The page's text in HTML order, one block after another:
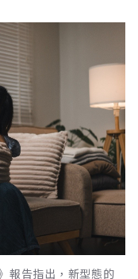
報告指出，新型態的